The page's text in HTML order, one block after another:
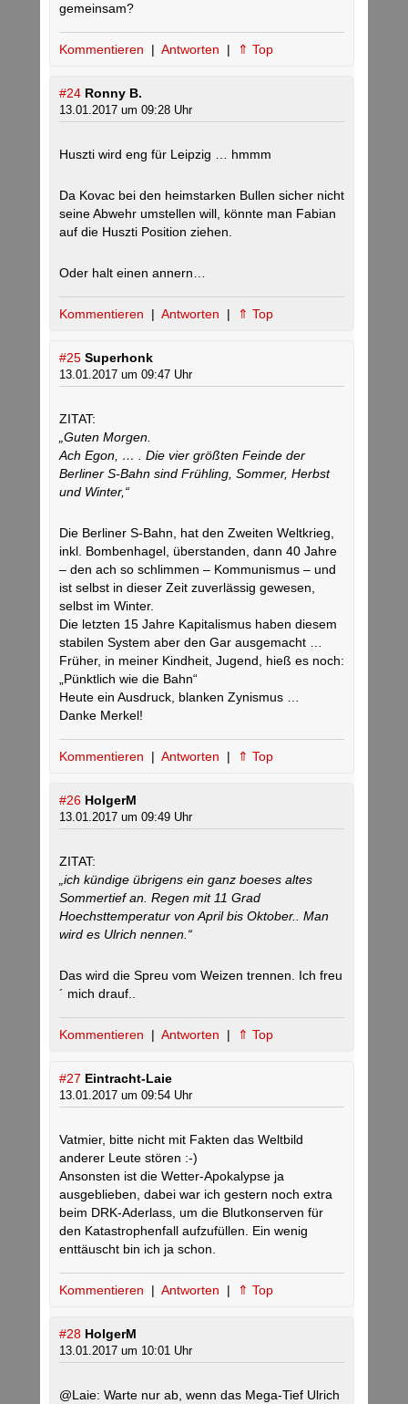
gemeinsam?
Kommentieren | Antworten | ⇑ Top
#24 Ronny B.
13.01.2017 um 09:28 Uhr
Huszti wird eng für Leipzig … hmmm
Da Kovac bei den heimstarken Bullen sicher nicht
seine Abwehr umstellen will, könnte man Fabian
auf die Huszti Position ziehen.
Oder halt einen annern…
Kommentieren | Antworten | ⇑ Top
#25 Superhonk
13.01.2017 um 09:47 Uhr
ZITAT:
„Guten Morgen.
Ach Egon, … . Die vier größten Feinde der
Berliner S-Bahn sind Frühling, Sommer, Herbst
und Winter,“
Die Berliner S-Bahn, hat den Zweiten Weltkrieg,
inkl. Bombenhagel, überstanden, dann 40 Jahre
– den ach so schlimmen – Kommunismus – und
ist selbst in dieser Zeit zuverlässig gewesen,
selbst im Winter.
Die letzten 15 Jahre Kapitalismus haben diesem
stabilen System aber den Gar ausgemacht …
Früher, in meiner Kindheit, Jugend, hieß es noch:
„Pünktlich wie die Bahn“
Heute ein Ausdruck, blanken Zynismus …
Danke Merkel!
Kommentieren | Antworten | ⇑ Top
#26 HolgerM
13.01.2017 um 09:49 Uhr
ZITAT:
„ich kündige übrigens ein ganz boeses altes
Sommertief an. Regen mit 11 Grad
Hoechsttemperatur von April bis Oktober.. Man
wird es Ulrich nennen.“
Das wird die Spreu vom Weizen trennen. Ich freu
´ mich drauf..
Kommentieren | Antworten | ⇑ Top
#27 Eintracht-Laie
13.01.2017 um 09:54 Uhr
Vatmier, bitte nicht mit Fakten das Weltbild
anderer Leute stören :-)
Ansonsten ist die Wetter-Apokalypse ja
ausgeblieben, dabei war ich gestern noch extra
beim DRK-Aderlass, um die Blutkonserven für
den Katastrophenfall aufzufüllen. Ein wenig
enttäuscht bin ich ja schon.
Kommentieren | Antworten | ⇑ Top
#28 HolgerM
13.01.2017 um 10:01 Uhr
@Laie: Warte nur ab, wenn das Mega-Tief Ulrich